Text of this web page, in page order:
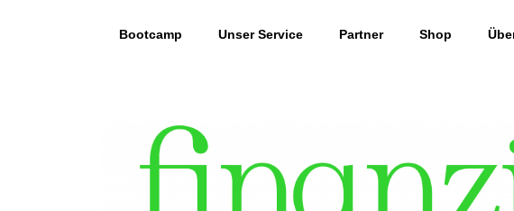
Bootcamp Unser Service Partner Shop